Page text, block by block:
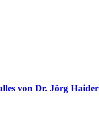
von Dr. Jörg Haider